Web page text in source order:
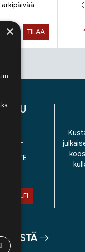
arkipäivää
TILAA
×